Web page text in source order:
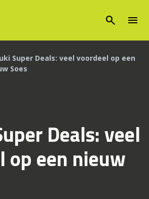
search menu
Super Deals: veel voordeel op een
Soes
Deals: veel
op een nieuw